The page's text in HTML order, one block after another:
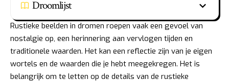
Droomlijst
Rustieke beelden in dromen roepen vaak een gevoel van
nostalgie op, een herinnering aan vervlogen tijden en
traditionele waarden. Het kan een reflectie zijn van je eigen
wortels en de waarden die je hebt meegekregen. Het is
belangrijk om te letten op de details van de rustieke